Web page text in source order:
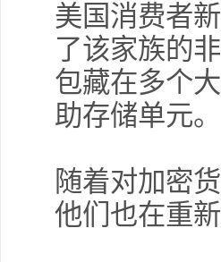
美国消费者
了该家族的
包藏在多个
助存储单元。
随着对加密
他们也在重